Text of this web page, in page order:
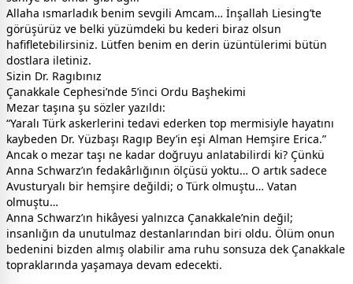
Allaha ısmarladık benim sevgili Amcam… İnşallah Liesing’te
görüşürüz ve belki yüzümdeki bu kederi biraz olsun
hafifletebilirsiniz. Lütfen benim en derin üzüntülerimi bütün
dostlara iletiniz.
Sizin Dr. Ragıbınız
Çanakkale Cephesi’nde 5’inci Ordu Başhekimi
Mezar taşına şu sözler yazıldı:
“Yaralı Türk askerlerini tedavi ederken top mermisiyle hayatını
kaybeden Dr. Yüzbaşı Ragıp Bey’in eşi Alman Hemşire Erica.”
Ancak o mezar taşı ne kadar doğruyu anlatabilirdi ki? Çünkü
Anna Schwarz’ın fedakârlığının ölçüsü yoktu… O artık sadece
Avusturyalı bir hemşire değildi; o Türk olmuştu… Vatan
olmuştu…
Anna Schwarz’ın hikâyesi yalnızca Çanakkale’nin değil;
insanlığın da unutulmaz destanlarından biri oldu. Ölüm onun
bedenini bizden almış olabilir ama ruhu sonsuza dek Çanakkale
topraklarında yaşamaya devam edecekti.